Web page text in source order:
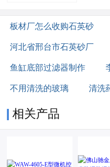
板材厂怎么收购石英砂
河北省邢台市石英砂厂
鱼缸底部过滤器制作
不用清洗的玻璃 清洗
相关产品